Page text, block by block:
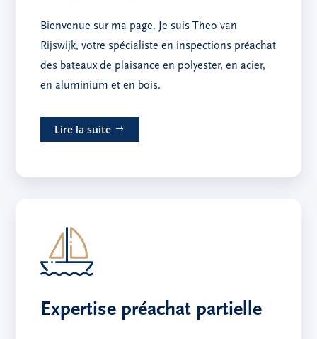
Bienvenue sur ma page. Je suis Theo van
Rijswijk, votre spécialiste en inspections préachat
des bateaux de plaisance en polyester, en acier,
en aluminium et en bois.
Lire la suite
Expertise préachat partielle